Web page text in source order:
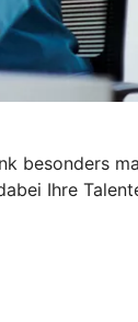
besonders
Ihre